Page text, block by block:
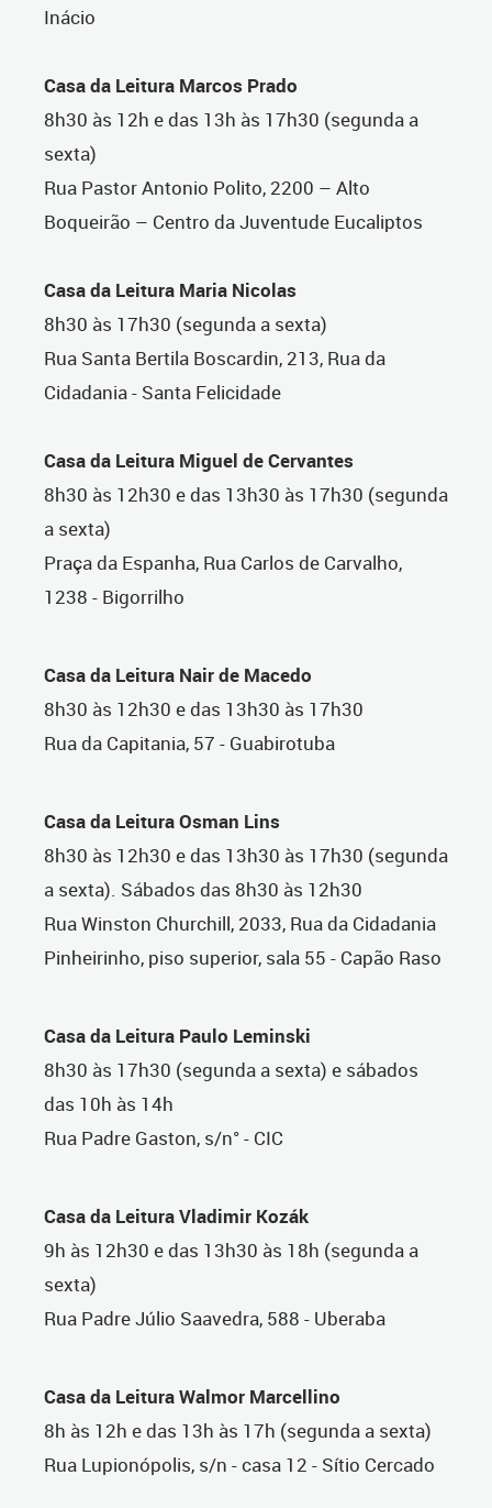
Inácio
Casa da Leitura Marcos Prado
8h30 às 12h e das 13h às 17h30 (segunda a
sexta)
Rua Pastor Antonio Polito, 2200 – Alto
Boqueirão – Centro da Juventude Eucaliptos
Casa da Leitura Maria Nicolas
8h30 às 17h30 (segunda a sexta)
Rua Santa Bertila Boscardin, 213, Rua da
Cidadania - Santa Felicidade
Casa da Leitura Miguel de Cervantes
8h30 às 12h30 e das 13h30 às 17h30 (segunda
a sexta)
Praça da Espanha, Rua Carlos de Carvalho,
1238 - Bigorrilho
Casa da Leitura Nair de Macedo
8h30 às 12h30 e das 13h30 às 17h30
Rua da Capitania, 57 - Guabirotuba
Casa da Leitura Osman Lins
8h30 às 12h30 e das 13h30 às 17h30 (segunda
a sexta). Sábados das 8h30 às 12h30
Rua Winston Churchill, 2033, Rua da Cidadania
Pinheirinho, piso superior, sala 55 - Capão Raso
Casa da Leitura Paulo Leminski
8h30 às 17h30 (segunda a sexta) e sábados
das 10h às 14h
Rua Padre Gaston, s/n° - CIC
Casa da Leitura Vladimir Kozák
9h às 12h30 e das 13h30 às 18h (segunda a
sexta)
Rua Padre Júlio Saavedra, 588 - Uberaba
Casa da Leitura Walmor Marcellino
8h às 12h e das 13h às 17h (segunda a sexta)
Rua Lupionópolis, s/n - casa 12 - Sítio Cercado